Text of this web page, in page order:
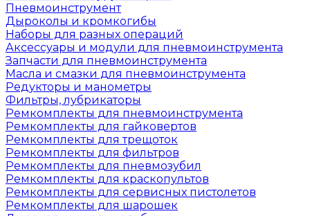
Пневмоинструмент
Дыроколы и кромкогибы
Наборы для разных операций
Аксессуары и модули для пневмоинструмента
Запчасти для пневмоинструмента
Масла и смазки для пневмоинструмента
Редукторы и манометры
Фильтры, лубрикаторы
Ремкомплекты для пневмоинструмента
Ремкомплекты для гайковертов
Ремкомплекты для трещоток
Ремкомплекты для фильтров
Ремкомплекты для пневмозубил
Ремкомплекты для краскопультов
Ремкомплекты для сервисных пистолетов
Ремкомплекты для шарошек